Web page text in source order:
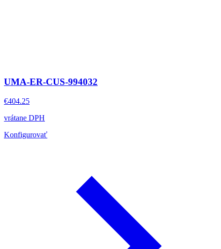
UMA-ER-CUS-994032
€404.25
vrátane DPH
Konfigurovať